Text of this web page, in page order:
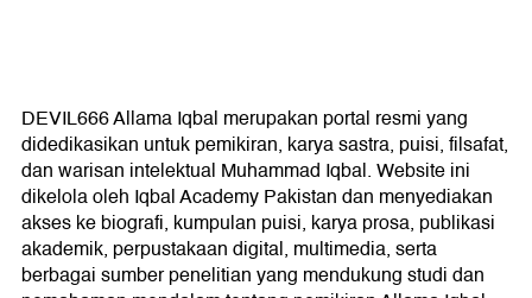
DEVIL666 Allama Iqbal merupakan portal resmi yang
didedikasikan untuk pemikiran, karya sastra, puisi, filsafat,
dan warisan intelektual Muhammad Iqbal. Website ini
dikelola oleh Iqbal Academy Pakistan dan menyediakan
akses ke biografi, kumpulan puisi, karya prosa, publikasi
akademik, perpustakaan digital, multimedia, serta
berbagai sumber penelitian yang mendukung studi dan